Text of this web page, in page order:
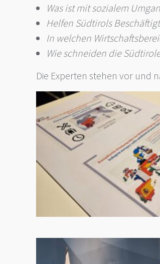
Was ist mit sozialem
Helfen Südtirols
In welchen
Wie schneiden die
Die Experten stehen vor und